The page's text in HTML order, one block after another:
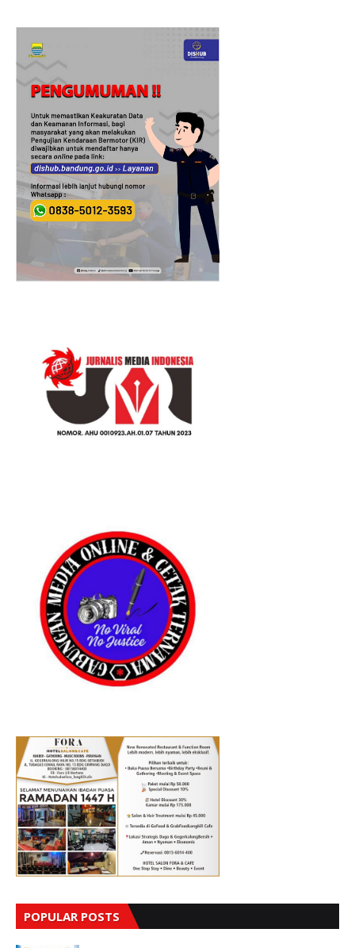
POPULAR POSTS